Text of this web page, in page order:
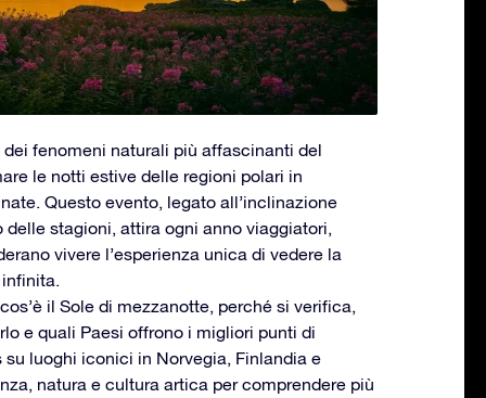
fenomeni naturali più affascinanti del
le notti estive delle regioni polari in
Questo evento, legato all’inclinazione
delle stagioni, attira ogni anno viaggiatori,
vivere l’esperienza unica di vedere la
il Sole di mezzanotte, perché si verifica,
e quali Paesi offrono i migliori punti di
luoghi iconici in Norvegia, Finlandia e
natura e cultura artica per comprendere più